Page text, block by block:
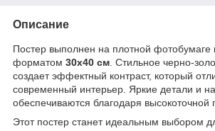
Описание
Постер выполнен на плотной фотобумаге
форматом 30х40 см . Стильное черно-
создает эффектный контраст, который
современный интерьер. Яркие детали и
обеспечиваются благодаря высокоточной
Этот постер станет идеальным выбором